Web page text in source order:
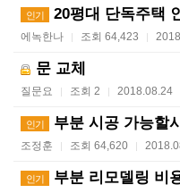
인기 20평대 단독주택
에녹한나 | 조회 64,423 |
문 교체
질문요 | 조회 2 | 2018.08.24
인기 부분 시공 가능할
조정훈 | 조회 64,620 |
인기 부분 리모델링 비용